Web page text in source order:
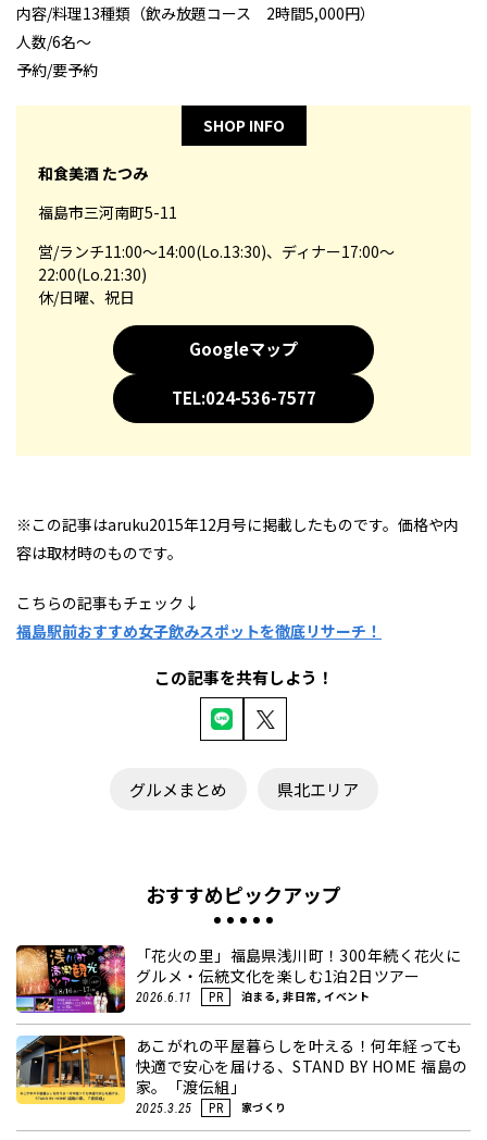
内容/料理13種類（飲み放題コース 2時間5,000円）
人数/6名～
予約/要予約
SHOP INFO
和食美酒 たつみ
福島市三河南町5-11
営/ランチ11:00～14:00(Lo.13:30)、ディナー17:00～
22:00(Lo.21:30)
休/日曜、祝日
Googleマップ
TEL:024-536-7577
※この記事はaruku2015年12月号に掲載したものです。価格や内
容は取材時のものです。
こちらの記事もチェック↓
福島駅前おすすめ女子飲みスポットを徹底リサーチ！
この記事を共有しよう！
グルメまとめ 県北エリア
おすすめピックアップ
「花火の里」福島県浅川町！300年続く花火に
グルメ・伝統文化を楽しむ1泊2日ツアー
2026.6.11 PR 泊まる, 非日常, イベント
あこがれの平屋暮らしを叶える！何年経っても
快適で安心を届ける、STAND BY HOME 福島の
家。「渡伝組」
2025.3.25 PR 家づくり